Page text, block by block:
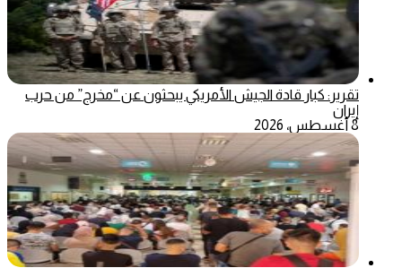
تقرير: كبار قادة الجيش الأمريكي يبحثون عن “مخرج” من حرب
إيران
8 أغسطس، 2026